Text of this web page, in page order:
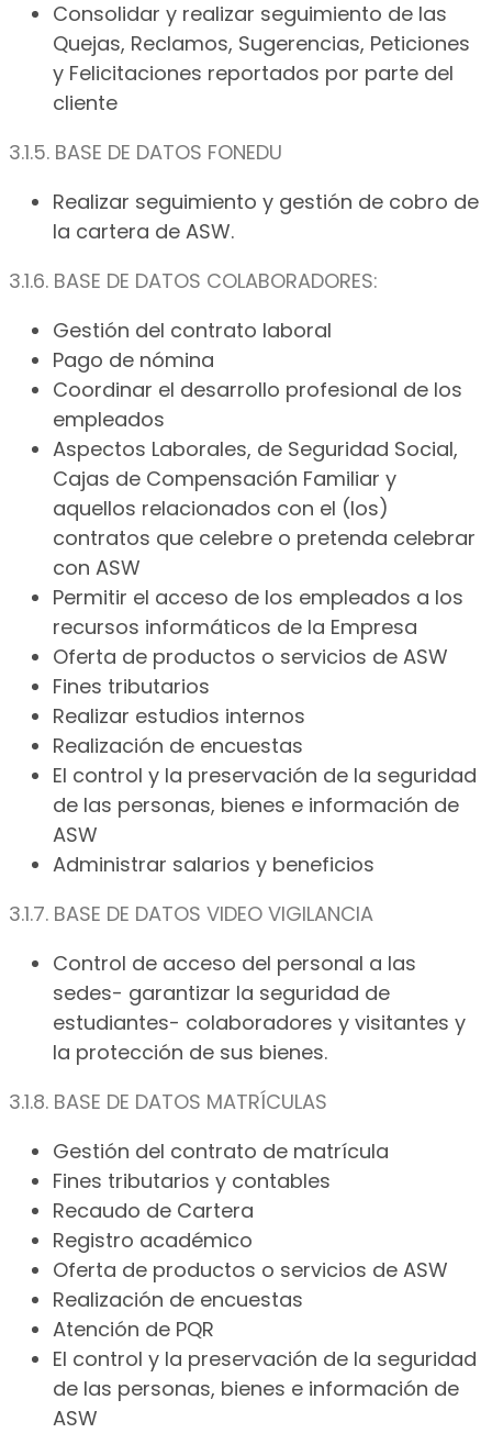
Consolidar y realizar seguimiento de las
Quejas, Reclamos, Sugerencias, Peticiones
y Felicitaciones reportados por parte del
cliente
3.1.5. BASE DE DATOS FONEDU
Realizar seguimiento y gestión de cobro de
la cartera de ASW.
3.1.6. BASE DE DATOS COLABORADORES:
Gestión del contrato laboral
Pago de nómina
Coordinar el desarrollo profesional de los
empleados
Aspectos Laborales, de Seguridad Social,
Cajas de Compensación Familiar y
aquellos relacionados con el (los)
contratos que celebre o pretenda celebrar
con ASW
Permitir el acceso de los empleados a los
recursos informáticos de la Empresa
Oferta de productos o servicios de ASW
Fines tributarios
Realizar estudios internos
Realización de encuestas
El control y la preservación de la seguridad
de las personas, bienes e información de
ASW
Administrar salarios y beneficios
3.1.7. BASE DE DATOS VIDEO VIGILANCIA
Control de acceso del personal a las
sedes- garantizar la seguridad de
estudiantes- colaboradores y visitantes y
la protección de sus bienes.
3.1.8. BASE DE DATOS MATRÍCULAS
Gestión del contrato de matrícula
Fines tributarios y contables
Recaudo de Cartera
Registro académico
Oferta de productos o servicios de ASW
Realización de encuestas
Atención de PQR
El control y la preservación de la seguridad
de las personas, bienes e información de
ASW